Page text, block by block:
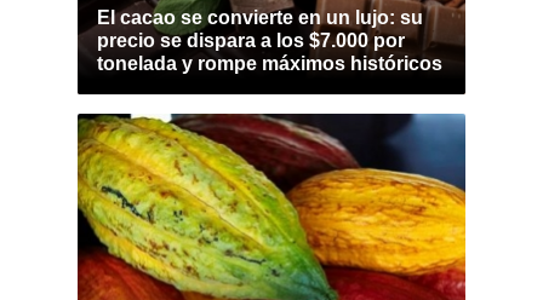
El cacao se convierte en un lujo: su
precio se dispara a los $7.000 por
tonelada y rompe máximos históricos